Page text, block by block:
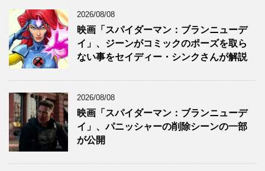
2026/08/08
映画「スパイダーマン：ブランニューデ
イ」、ジーンがコミックのポーズを取ら
ない事をセイディー・シンクさんが解説
2026/08/08
映画「スパイダーマン：ブランニューデ
イ」、パニッシャーの削除シーンの一部
が公開